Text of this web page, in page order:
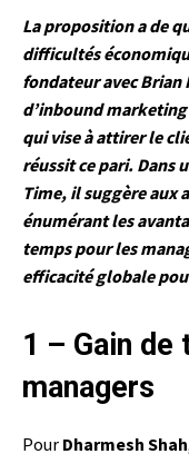
La proposition a de
difficultés
fondateur avec Brian
d’inbound
qui vise à attirer le
réussit ce pari. Dans
Time, il suggère aux
énumérant les
temps pour les
efficacité globale
1 – Gain de
managers
Pour Dharmesh Shah